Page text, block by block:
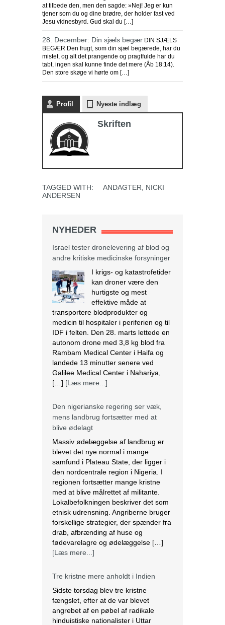
at tilbede den, men den sagde: »Nej! Jeg er kun
tjener som du og dine brødre, der holder fast ved
Jesu vidnesbyrd. Gud skal du […]
28. December: Din sjæls begær DIN SJÆLS
BEGÆR Den frugt, som din sjæl begærede, har du
mistet, og alt det prangende og pragtfulde har du
tabt, ingen skal kunne finde det mere (Åb 18:14).
Den store skøge vi hørte om […]
Profil Nyeste indlæg
Skriften
TAGGED WITH: ANDAGTER
NICKI
ANDERSEN
NYHEDER
Israel tester dronelevering af blod og
andre kritiske medicinske forsyninger
I krigs- og katastrofetider
kan droner være den
hurtigste og mest
effektive måde at
transportere blodprodukter og
medicin til hospitaler i periferien og til
IDF i felten. Den 28. marts lettede en
autonom drone med 3,8 kg blod fra
Rambam Medical Center i Haifa og
landede 13 minutter senere ved
Galilee Medical Center i Nahariya,
[…] [Læs mere...]
Den nigerianske regering ser væk,
mens landbrug fortsætter med at
blive ødelagt
Massiv ødelæggelse af landbrug er
blevet det nye normal i mange
samfund i Plateau State, der ligger i
den nordcentrale region i Nigeria. I
regionen fortsætter mange kristne
med at blive målrettet af militante.
Lokalbefolkningen beskriver det som
etnisk udrensning. Angriberne bruger
forskellige strategier, der spænder fra
drab, afbrænding af huse og
fødevarelagre og ødelæggelse […]
[Læs mere...]
Tre kristne mere anholdt i Indien
Sidste torsdag blev tre kristne
fængslet, efter at de var blevet
angrebet af en pøbel af radikale
hinduistiske nationalister i Uttar